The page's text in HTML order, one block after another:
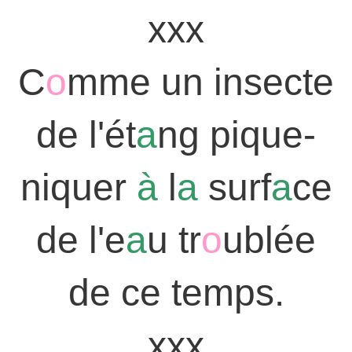
xxx
Comme un insecte
de l'étang pique-
niquer àlasurface
de l'eau troublée
de ce temps.